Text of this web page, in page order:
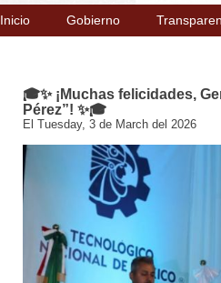
Inicio Gobierno
🎓✨ ¡Muchas felicidades,
Pérez”! ✨🎓
El Tuesday, 3 de March del 2026